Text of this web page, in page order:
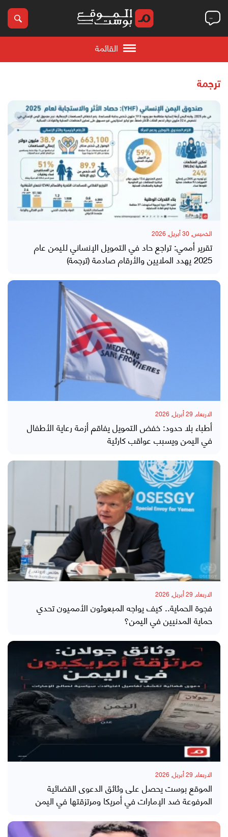
القائمة
ترجمة
الخميس, 30 أبريل, 2026
تقرير أممي: تراجع حاد في التمويل الإنساني لليمن عام
2025 يهدد الملايين والأرقام صادمة (ترجمة)
الاربعاء, 29 أبريل, 2026
أطباء بلا حدود: خفض التمويل يفاقم أزمة رعاية الأطفال
في اليمن ويسبب عواقب كارثية
الاربعاء, 29 أبريل, 2026
فجوة الحماية.. كيف يواجه المبعوثون الأمميون تحدي
حماية المدنيين في اليمن؟
الاربعاء, 29 أبريل, 2026
الموقع بوست يحصل على وثائق الدعوى القضائية
المرفوعة ضد الإمارات في أمريكا ومرتزقتها في اليمن